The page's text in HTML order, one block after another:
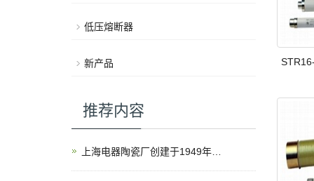
低压熔断器
新产品
推荐内容